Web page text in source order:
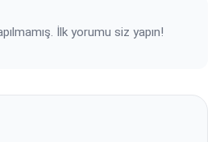
İlk yorumu siz yapın!